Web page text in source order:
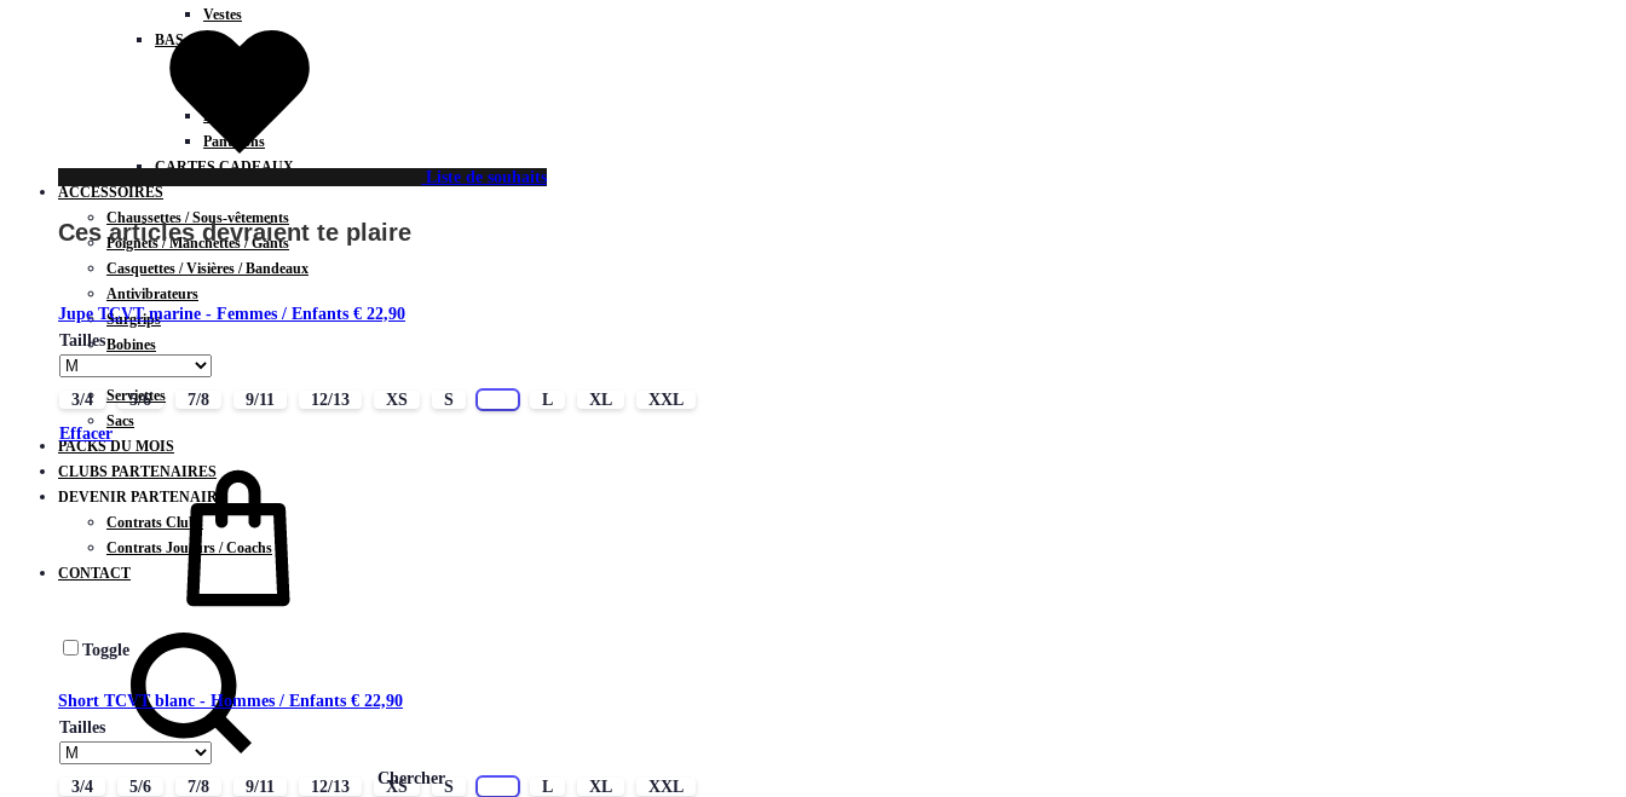
Vestes
BAS
Leggings
Pantalons
CARTES CADEAUX
ACCESSOIRES
Chaussettes / Sous-vêtements
Poignets / Manchettes / Gants
Casquettes / Visières / Bandeaux
Antivibrateurs
Surgrips
Bobines
Serviettes
Sacs
PACKS DU MOIS
CLUBS PARTENAIRES
DEVENIR PARTENAIRE
Contrats Clubs
Contrats Joueurs / Coachs
CONTACT
Chercher
Liste de souhaits
Ces articles devraient te plaire
Jupe TCVT marine - Femmes / Enfants € 22,90
Tailles
3/4 5/6 7/8 9/11 12/13 XS S L XL
XXL
Effacer
Toggle
Short TCVT blanc - Hommes / Enfants € 22,90
Tailles
3/4 5/6 7/8 9/11 12/13 XS S L XL
XXL